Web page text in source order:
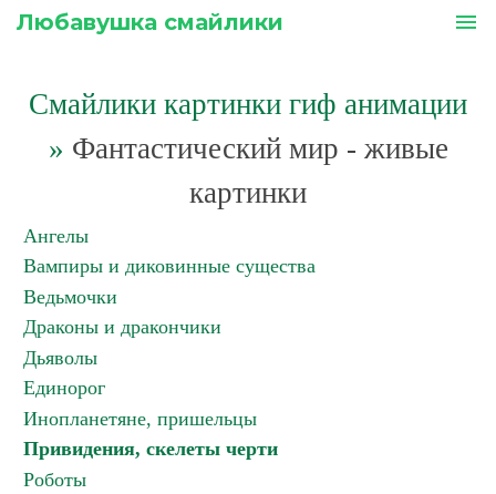
Любавушка смайлики menu
Смайлики картинки гиф анимации
» Фантастический мир - живые
картинки
Ангелы
Вампиры и диковинные существа
Ведьмочки
Драконы и дракончики
Дьяволы
Единорог
Инопланетяне, пришельцы
Привидения, скелеты черти
Роботы